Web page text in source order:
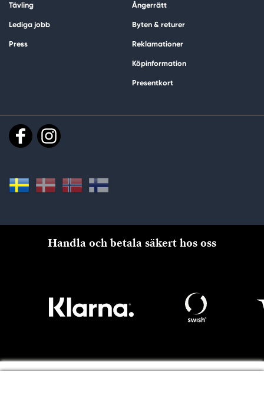
Tävling
Lediga jobb
Press
Ångerrätt
Byten & returer
Reklamationer
Köpinformation
Presentkort
Handla och betala säkert hos oss